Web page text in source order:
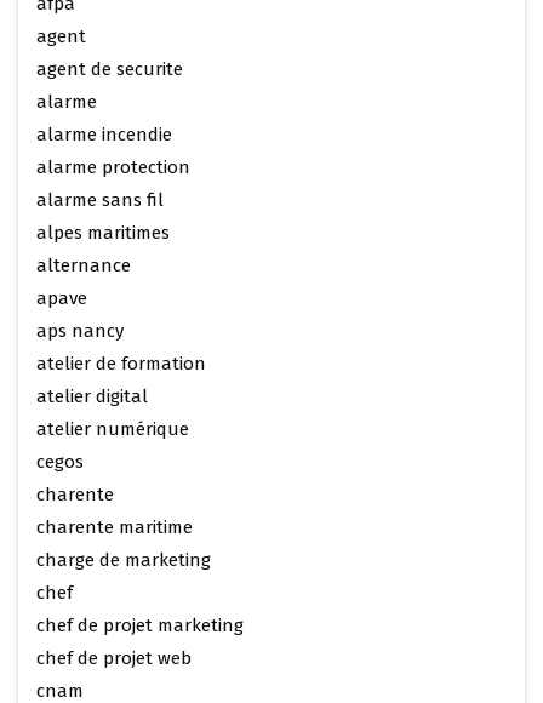
agent
agent de securite
alarme
alarme incendie
alarme protection
alarme sans fil
alpes maritimes
alternance
apave
aps nancy
atelier de formation
atelier digital
atelier numérique
cegos
charente
charente maritime
charge de marketing
chef
chef de projet marketing
chef de projet web
cnam